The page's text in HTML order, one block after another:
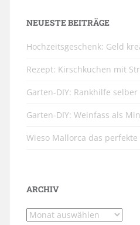
NEUESTE BEITRÄGE
Hochzeitsgeschenk: Geld
Rezept: Kirschkuchen mit
Garten-DIY: Rankhilfe
Garten-DIY: Weinfass als
Wieso Mallorca das
ARCHIV
Archiv